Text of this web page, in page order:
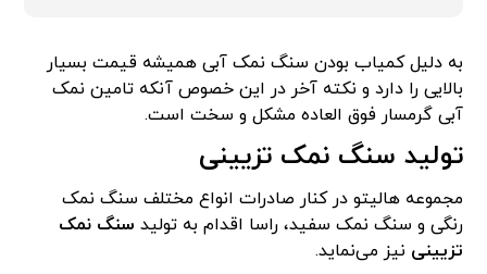
به دلیل کمیاب بودن سنگ نمک آبی همیشه قیمت بسیار
بالایی را دارد و نکته آخر در این خصوص آنکه تامین نمک
آبی گرمسار فوق العاده مشکل و سخت است.
تولید سنگ نمک تزیینی
مجموعه هالیتو در کنار صادرات انواع مختلف سنگ نمک
رنگی و سنگ نمک سفید، راسا اقدام به تولید سنگ نمک
تزیینی نیز می‌نماید.